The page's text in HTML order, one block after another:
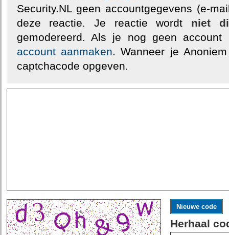
Security.NL geen accountgegevens (e-
deze reactie. Je reactie wordt niet
gemodereerd. Als je nog geen
account aanmaken. Wanneer je
captchacode opgeven.
Nieuwe code
Herhaal